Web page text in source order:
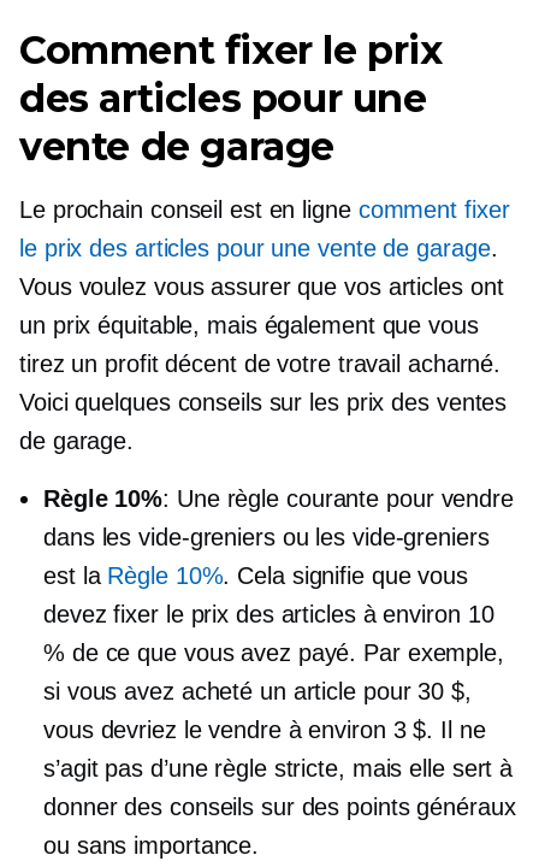
Comment fixer le prix
des articles pour une
vente de garage
Le prochain conseil est en ligne comment fixer
le prix des articles pour une vente de garage.
Vous voulez vous assurer que vos articles ont
un prix équitable, mais également que vous
tirez un profit décent de votre travail acharné.
Voici quelques conseils sur les prix des ventes
de garage.
Règle 10%: Une règle courante pour vendre
dans les vide-greniers ou les vide-greniers
est la Règle 10%. Cela signifie que vous
devez fixer le prix des articles à environ 10
% de ce que vous avez payé. Par exemple,
si vous avez acheté un article pour 30 $,
vous devriez le vendre à environ 3 $. Il ne
s’agit pas d’une règle stricte, mais elle sert à
donner des conseils sur des points généraux
ou sans importance.